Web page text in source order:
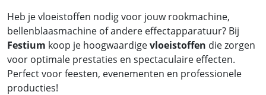
Heb je vloeistoffen nodig voor jouw rookmachine,
bellenblaasmachine of andere effectapparatuur? Bij
Festium koop je hoogwaardigevloeistoffen die zorgen
voor optimale prestaties en spectaculaire effecten.
Perfect voor feesten, evenementen en professionele
producties!